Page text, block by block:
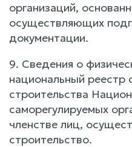
организаций,
осуществляющих
документации.
9. Сведения о
национальный реестр
строительства
саморегулируемых
членстве лиц,
строительство.